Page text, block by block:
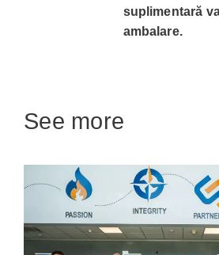
suplimentară
ambalare.
See more